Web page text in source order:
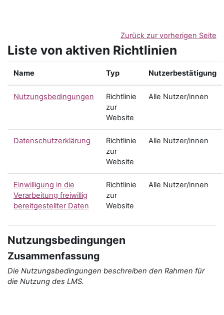
Zurück zur vorherigen Seite
Liste von aktiven Richtlinien
Name Typ Nutzerbestätigung
Nutzungsbedingungen
Richtlinie
zur
Website
Alle Nutzer/innen
Datenschutzerklärung
Richtlinie
zur
Website
Alle Nutzer/innen
Einwilligung in die
Verarbeitung freiwillig
bereitgestellter Daten
Richtlinie
zur
Website
Alle Nutzer/innen
Nutzungsbedingungen
Zusammenfassung
Die Nutzungsbedingungen beschreiben den Rahmen für
die Nutzung des LMS.